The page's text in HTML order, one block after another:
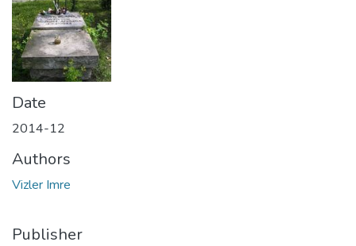
Date
2014-12
Authors
Vizler Imre
Publisher